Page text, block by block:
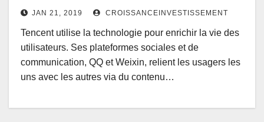
JAN 21, 2019 CROISSANCEINVESTISSEMENT
Tencent utilise la technologie pour enrichir la vie des
utilisateurs. Ses plateformes sociales et de
communication, QQ et Weixin, relient les usagers les
uns avec les autres via du contenu…